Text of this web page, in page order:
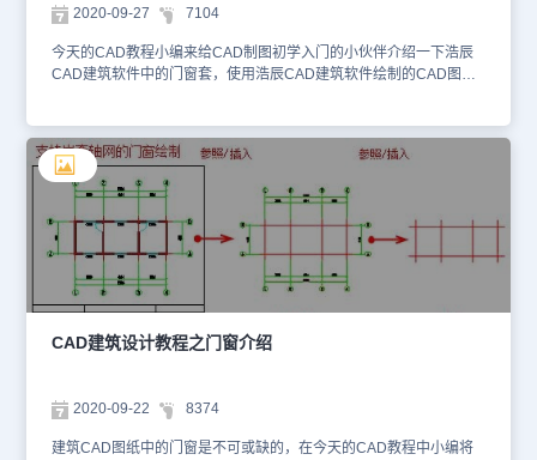
2020-09-27 7104
今天的CAD教程小编来给CAD制图初学入门的小伙伴介绍一下浩辰
CAD建筑软件中的门窗套，使用浩辰CAD建筑软件绘制的CAD图
显示为四周加全门窗框套，其中可单击选项删除添加的门窗套。建筑
设计→门窗→门窗工具→门窗套(MCT) 点取菜单命令后，显示对话
框： 在无模式对话框中默认的操作是“加门窗套”，可以切换为“消门
窗套”，在设置“伸出墙长度”和“门窗套宽度”参数后，移动光标进入绘
图区，命令行交互如下：请选择外墙上的门窗: 选择要加门窗套的门
窗请选择外墙上的门窗: 回车结束选择点取窗套所在的一侧: 给点定义
窗套生成侧消门窗套的命令行交互与加门窗套类似，不再重复。 门
窗套是门窗对象的附属特性，可通过特性栏设置“门窗套”的有无和参
数；门窗套在加粗墙线和图案填充时与墙一致，如上图所示；此命令
不用于内墙门窗，内墙的门窗套线是附加装饰物，由专门的【加装饰
套】命令完成。关于浩辰CAD建筑软件中的门窗套今天就给CAD制
浩辰CAD看图王大家都可以在浩辰CAD下载中心免费下载安装哦！
CAD建筑设计教程之门窗介绍
2020-09-22 8374
建筑CAD图纸中的门窗是不可或缺的，在今天的CAD教程中小编将